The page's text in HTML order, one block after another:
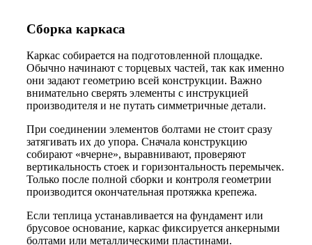
Сборка каркаса
Каркас собирается на подготовленной площадке.
Обычно начинают с торцевых частей, так как именно
они задают геометрию всей конструкции. Важно
внимательно сверять элементы с инструкцией
производителя и не путать симметричные детали.
При соединении элементов болтами не стоит сразу
затягивать их до упора. Сначала конструкцию
собирают «вчерне», выравнивают, проверяют
вертикальность стоек и горизонтальность перемычек.
Только после полной сборки и контроля геометрии
производится окончательная протяжка крепежа.
Если теплица устанавливается на фундамент или
брусовое основание, каркас фиксируется анкерными
болтами или металлическими пластинами.